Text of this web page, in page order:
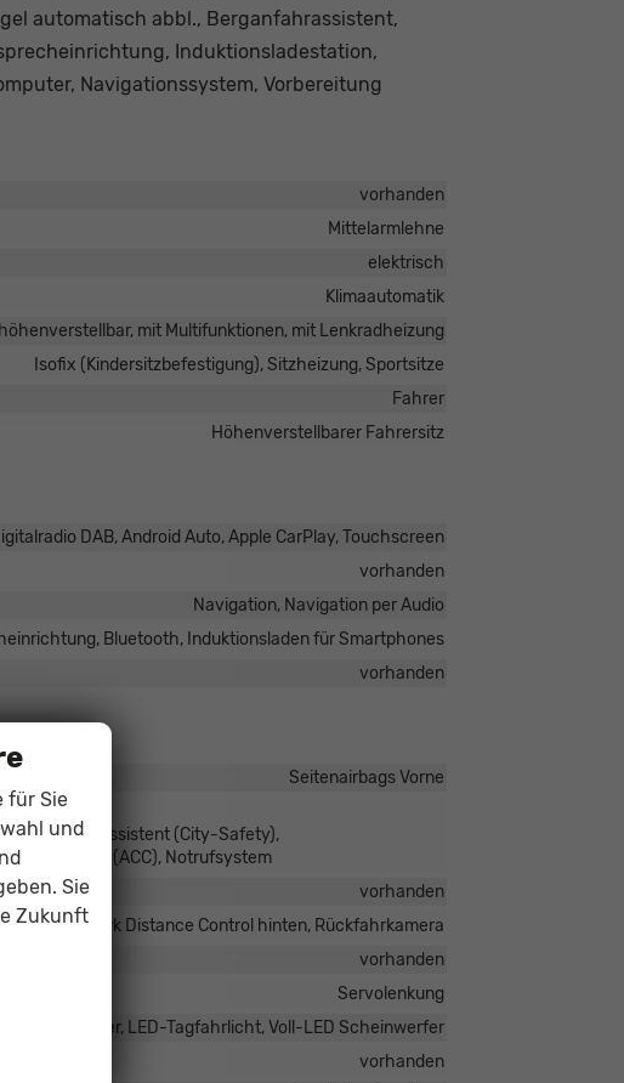
automatisch abbl., Berganfahrassistent,
Induktionsladestation,
Navigationssystem, Vorbereitung
vorhanden
Mittelarmlehne
elektrisch
Klimaautomatik
mit Multifunktionen, mit Lenkradheizung
Isofix (Kindersitzbefestigung), Sitzheizung, Sportsitze
Fahrer
Höhenverstellbarer Fahrersitz
DAB, Android Auto, Apple CarPlay, Touchscreen
vorhanden
Navigation, Navigation per Audio
Bluetooth, Induktionsladen für Smartphones
vorhanden
Seitenairbags Vorne
Notbremsassistent (City-Safety),
adaptiv (ACC), Notrufsystem
vorhanden
vorne, Park Distance Control hinten, Rückfahrkamera
vorhanden
Servolenkung
Scheinwerfer, LED-Tagfahrlicht, Voll-LED Scheinwerfer
vorhanden
für Sie
und
Sie
Zukunft